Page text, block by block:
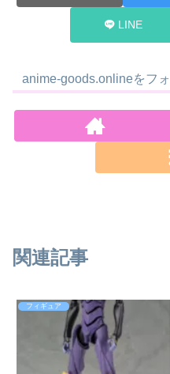
LINE
anime-goods.onlineをフ
関連記事
フィギュア